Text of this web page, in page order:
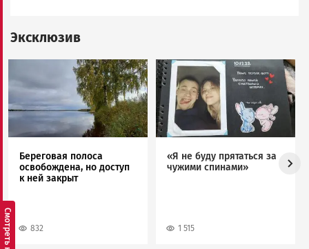
Эксклюзив
Береговая полоса
освобождена, но доступ
к ней закрыт
832
Image
«Я не буду прятаться за
чужими спинами»
1 515